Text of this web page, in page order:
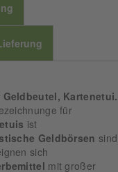
für
ist
Geldbörsen sind
sich
mit großer